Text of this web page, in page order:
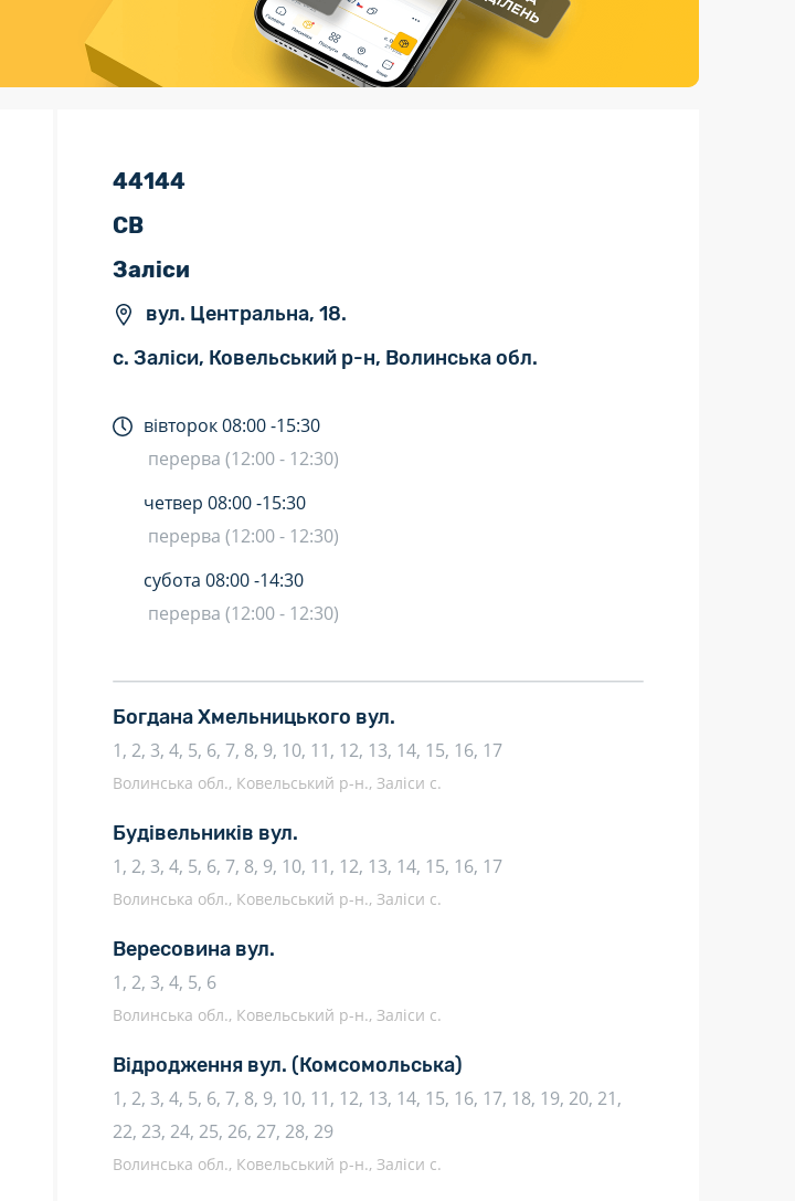
Валютно-обмінні операції
Страхові послуги
Каталог «Укрпошта Маркет»
44144
СВ
Заліси
вул. Центральна, 18.
с. Заліси, Ковельський р-н, Волинська обл.
вівторок08:00 -15:30
перерва (12:00 - 12:30)
четвер 08:00 -15:30
перерва (12:00 - 12:30)
субота 08:00 -14:30
перерва (12:00 - 12:30)
Богдана Хмельницького вул.
1, 2, 3, 4, 5, 6, 7, 8, 9, 10, 11, 12, 13, 14, 15, 16, 17
Волинська обл., Ковельський р-н., Заліси с.
Будівельників вул.
1, 2, 3, 4, 5, 6, 7, 8, 9, 10, 11, 12, 13, 14, 15, 16, 17
Волинська обл., Ковельський р-н., Заліси с.
Вересовина вул.
1, 2, 3, 4, 5, 6
Волинська обл., Ковельський р-н., Заліси с.
Відродження вул. (Комсомольська)
1, 2, 3, 4, 5, 6, 7, 8, 9, 10, 11, 12, 13, 14, 15, 16, 17, 18, 19, 20, 21,
22, 23, 24, 25, 26, 27, 28, 29
Волинська обл., Ковельський р-н., Заліси с.